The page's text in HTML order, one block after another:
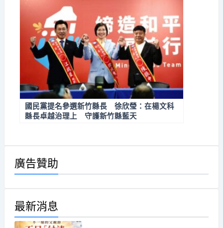
國民黨提名參選新竹縣長 徐欣瑩：在楊文科
縣長卓越治理上 守護新竹縣藍天
廣告贊助
最新消息